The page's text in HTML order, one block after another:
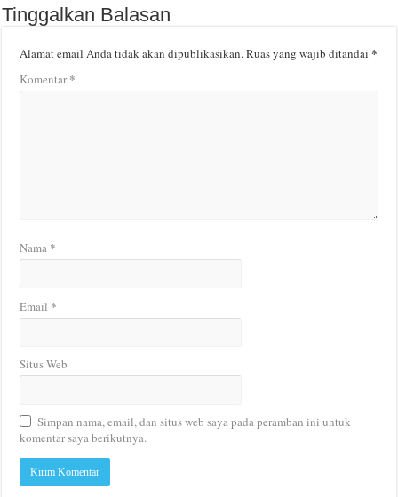
Tinggalkan Balasan
Alamat email Anda tidak akan dipublikasikan.Ruas yang wajib ditandai*
Komentar*
Nama *
Email *
Situs Web
Simpan nama, email, dan situs web saya pada peramban ini untuk
komentar saya berikutnya.